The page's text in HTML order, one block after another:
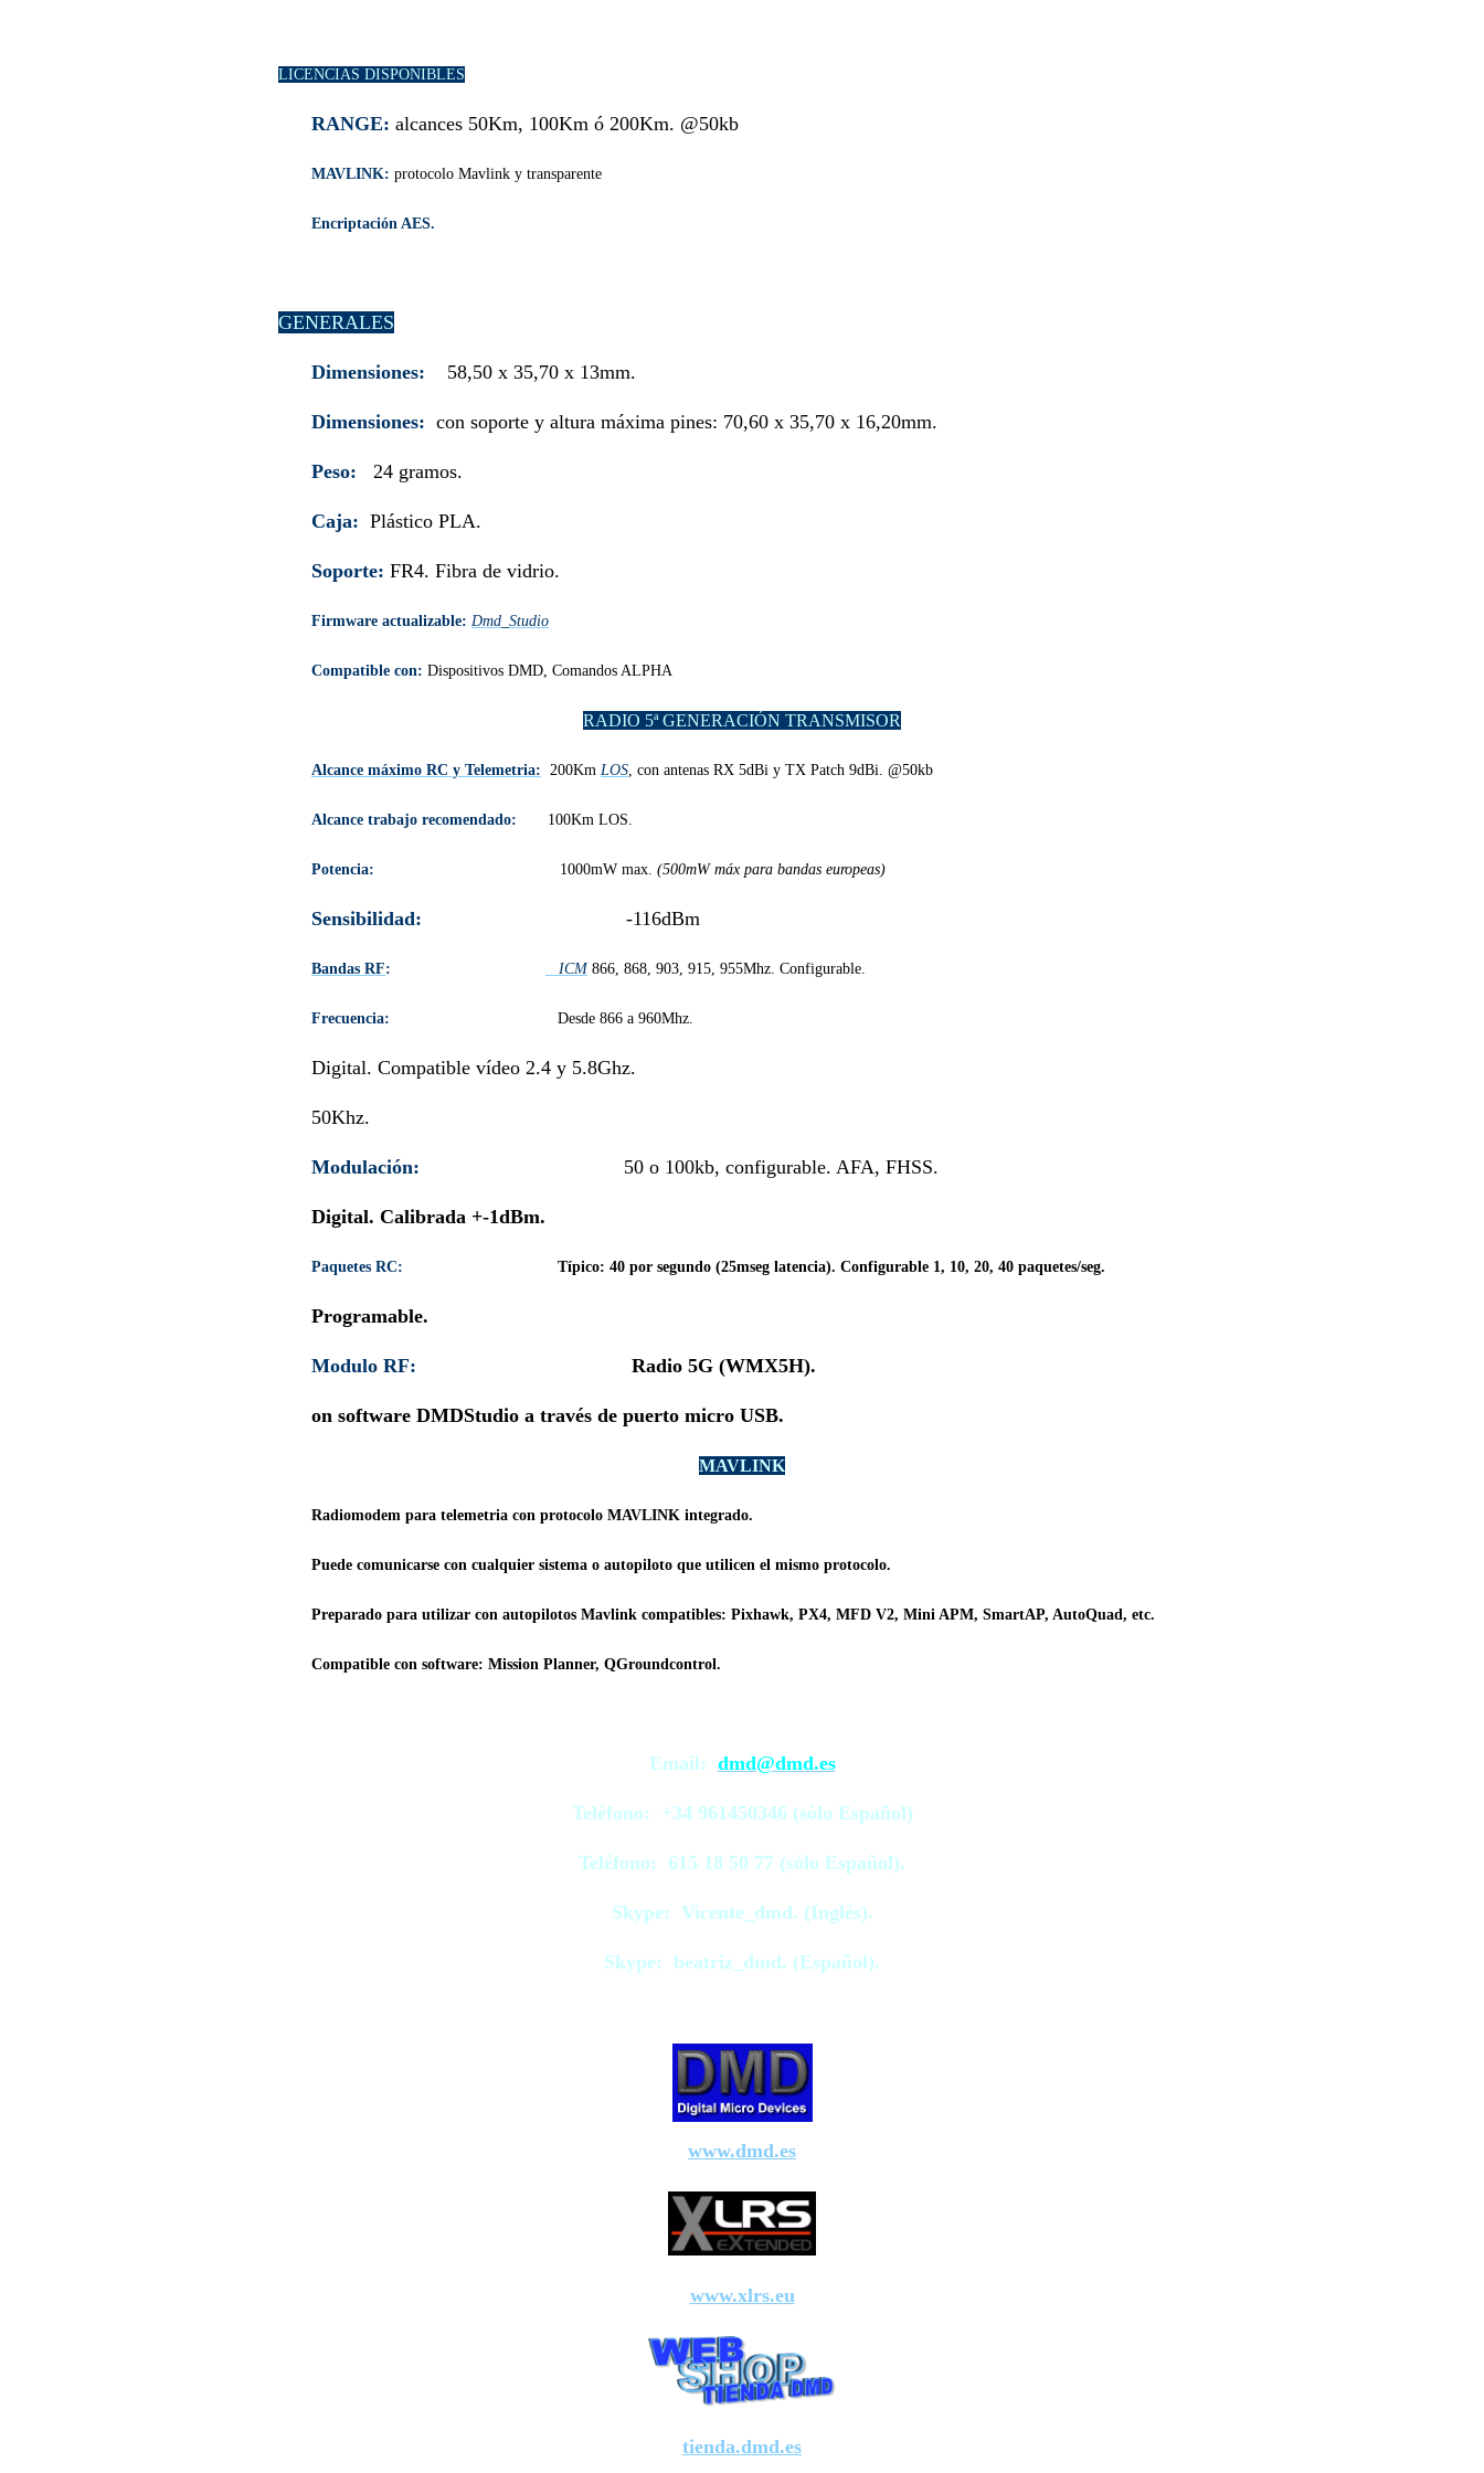
LICENCIAS DISPONIBLES
RANGE: alcances 50Km, 100Km ó 200Km. @50kb
MAVLINK: protocolo Mavlink y transparente
Encriptación AES.
GENERALES
Dimensiones: 58,50 x 35,70 x 13mm.
Dimensiones: con soporte y altura máxima pines: 70,60 x 35,70 x 16,20mm.
Peso: 24 gramos.
Caja: Plástico PLA.
Soporte: FR4. Fibra de vidrio.
Firmware actualizable: Dmd_Studio
Compatible con: Dispositivos DMD, Comandos ALPHA
RADIO 5ª GENERACIÓN TRANSMISOR
Alcance máximo RC y Telemetria: 200Km LOS , con antenas RX 5dBi y TX Patch 9dBi. @50kb
Alcance trabajo recomendado: 100Km LOS.
Potencia: 1000mW max. (500mW máx para bandas europeas)
Sensibilidad: -116dBm
Bandas RF: ICM866, 868, 903, 915, 955Mhz. Configurable.
Frecuencia: Desde 866 a 960Mhz
Digital. Compatible vídeo 2.4 y 5.8Ghz.
50Khz.
Modulación: 50 o 100kb, configurable. AFA, FHSS.
Digital. Calibrada +-1dBm.
Paquetes RC: Típico: 40 por segundo (25mseg latencia). Configurable 1, 10, 20, 40 paquetes/seg.
Programable.
Modulo RF: Radio 5G (WMX5H).
on software DMDStudio a través de puerto micro USB.
MAVLINK
Radiomodem para telemetria con protocolo MAVLINK integrado.
Puede comunicarse con cualquier sistema o autopiloto que utilicen el mismo protocolo.
Preparado para utilizar con autopilotos Mavlink compatibles: Pixhawk, PX4, MFD V2, Mini APM, SmartAP, AutoQuad, etc.
Compatible con software: Mission Planner, QGroundcontrol.
Email: dmd@dmd.es
Teléfono: +34 961450346 (sólo Español)
Teléfono: 615 18 50 77 (sólo Español).
Skype: Vicente_dmd. (Inglés).
Skype: beatriz_dmd. (Español).
www.dmd.es
www.xlrs.eu
tienda.dmd.es